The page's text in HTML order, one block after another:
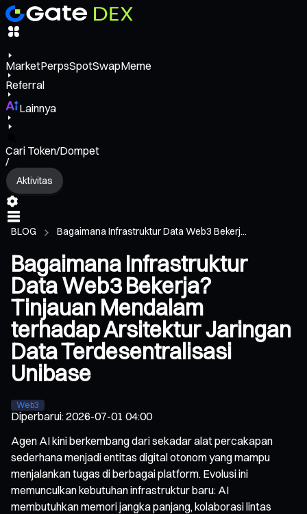
MarketPerpsSpotSwapMeme
Referral
Lainnya
Cari Token/Dompet
/
Aktivitas
BLOG Bagaimana Infrastruktur Data Web3 Bekerj...
Bagaimana Infrastruktur
Data Web3 Bekerja?
Tinjauan Mendalam
terhadap Arsitektur Jaringan
Data Terdesentralisasi
Unibase
Web3
Diperbarui:2026-07-01 04:00
Agen AI kini berkembang dari sekadar alat percakapan
sederhana menjadi entitas digital otonom yang mampu
menjalankan tugas di berbagai platform. Evolusi ini
memunculkan kebutuhan infrastruktur baru: AI
membutuhkan memori jangka panjang, kolaborasi lintas